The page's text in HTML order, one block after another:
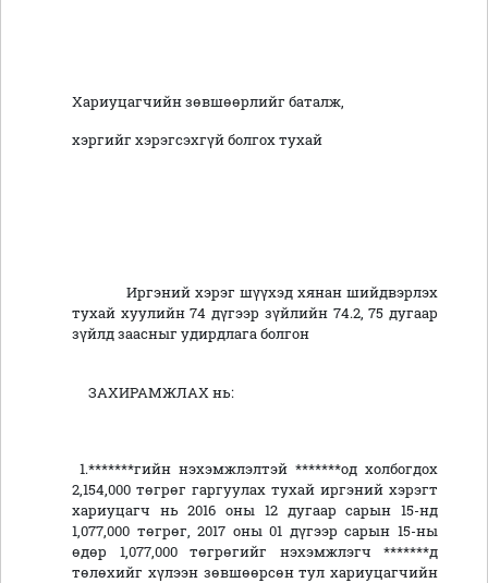
Хариуцагчийн зөвшөөрлийг баталж,
хэргийг хэрэгсэхгүй болгох тухай
Иргэний хэрэг шүүхэд хянан шийдвэрлэх
тухай хуулийн 74 дүгээр зүйлийн 74.2, 75 дугаар
зүйлд заасныг удирдлага болгон
ЗАХИРАМЖЛАХ нь:
1.*******гийн нэхэмжлэлтэй *******од холбогдох
2,154,000 төгрөг гаргуулах тухай иргэний хэрэгт
хариуцагч нь 2016 оны 12 дугаар сарын 15-нд
1,077,000 төгрөг, 2017 оны 01 дүгээр сарын 15-ны
өдөр 1,077,000 төгрөгийг нэхэмжлэгч *******д
төлөхийг хүлээн зөвшөөрсөн тул хариуцагчийн